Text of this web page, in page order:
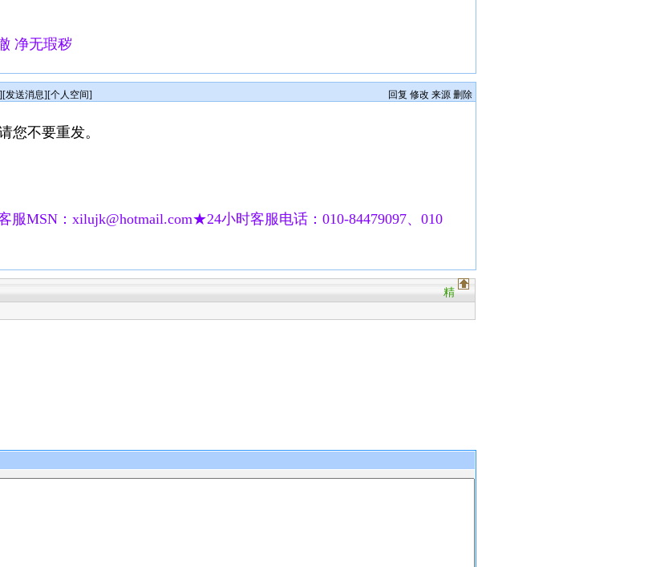
净无瑕秽
发送消息][个人空间] 回复 修改 来源 删除
您不要重发。
服MSN：xilujk@hotmail.com★24小时客服电话：010-84479097、010
精